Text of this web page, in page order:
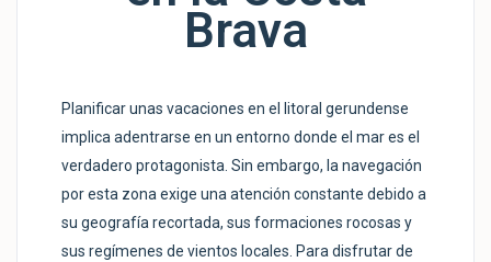
Brava
Planificar unas vacaciones en el litoral gerundense
implica adentrarse en un entorno donde el mar es el
verdadero protagonista. Sin embargo, la navegación
por esta zona exige una atención constante debido a
su geografía recortada, sus formaciones rocosas y
sus regímenes de vientos locales. Para disfrutar de